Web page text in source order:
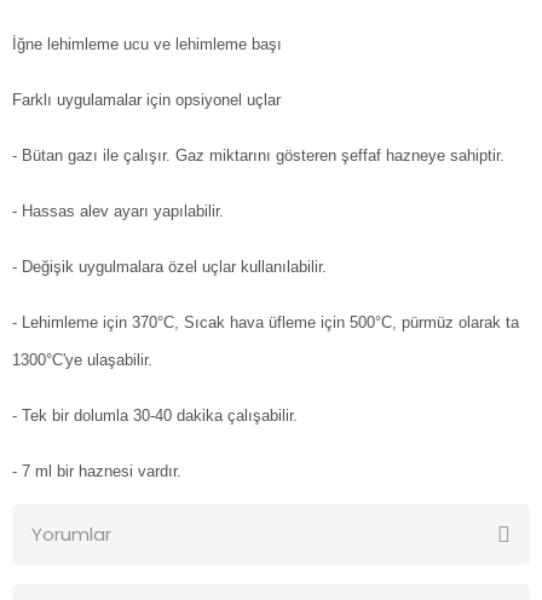
İğne lehimleme ucu ve lehimleme başı
Farklı uygulamalar için opsiyonel uçlar
- Bütan gazı ile çalışır. Gaz miktarını gösteren şeffaf hazneye sahiptir.
- Hassas alev ayarı yapılabilir.
- Değişik uygulmalara özel uçlar kullanılabilir.
- Lehimleme için 370°C, Sıcak hava üfleme için 500°C, pürmüz olarak ta
1300°C'ye ulaşabilir.
- Tek bir dolumla 30-40 dakika çalışabilir.
- 7 ml bir haznesi vardır.
Yorumlar